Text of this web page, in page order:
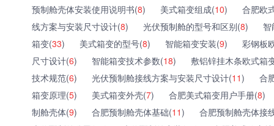
预制舱壳体安装使用说明书(8) 美式箱变组成(10)
合肥欧
线方案与安装尺寸设计(8) 光伏预制舱的型号和区别(8)
箱变(33) 美式箱变的型号(8) 智能箱变安装(9)
彩钢板
尺寸设计(6) 智能箱变技术参数(18)
敷铝锌挂木条欧式箱
技术规范(6) 光伏预制舱接线方案与安装尺寸设计(11)
合
箱变原理(5) 美式箱变外壳(7) 合肥美式箱变用户手册(8)
制舱壳体(9) 合肥预制舱壳体基础(11)
合肥预制舱壳体接